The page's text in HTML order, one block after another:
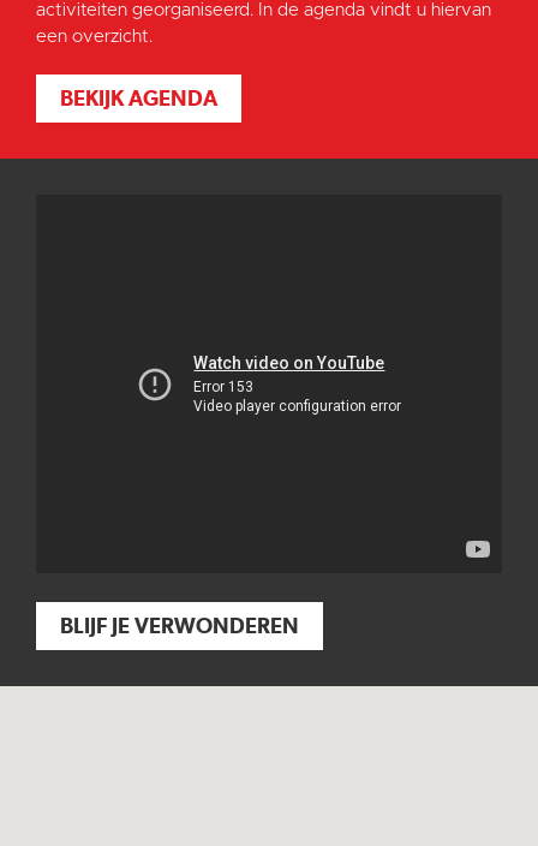
activiteiten georganiseerd. In de agenda vindt u hiervan
een overzicht.
BEKIJK AGENDA
BLIJF JE VERWONDEREN